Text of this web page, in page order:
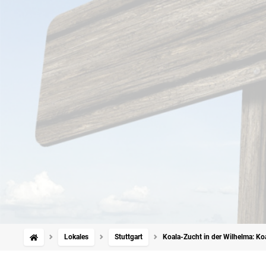
Lokales Stuttgart Koala-Zucht in der Wilhelma: